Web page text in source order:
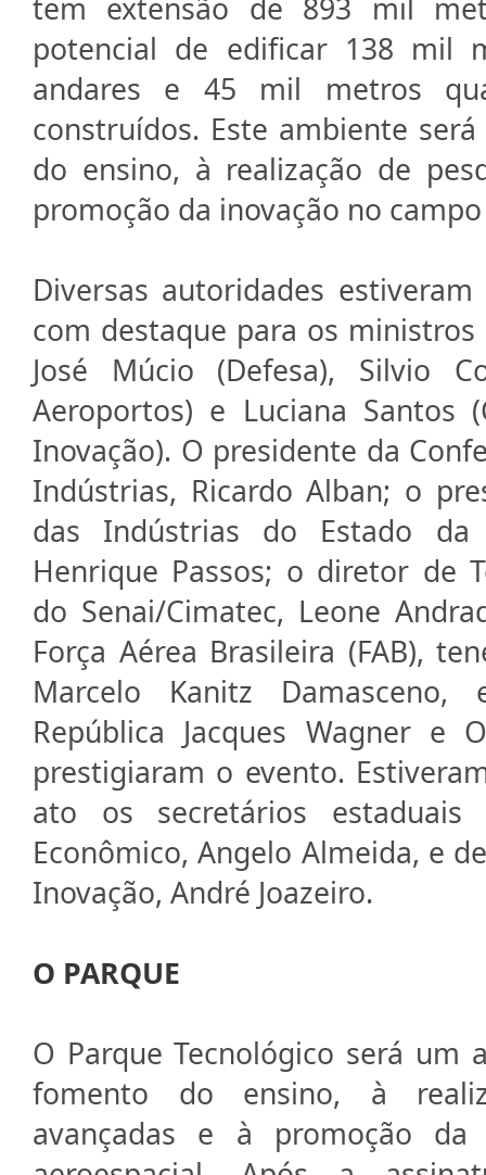
tem extensão de 893 mil
potencial de edificar 138 mil
andares e 45 mil metros
construídos. Este ambiente
do ensino, à realização de
promoção da inovação no
Diversas autoridades
com destaque para os ministros
José Múcio (Defesa), Silvio
Aeroportos) e Luciana Santos
Inovação). O presidente da
Indústrias, Ricardo Alban; o
das Indústrias do Estado da
Henrique Passos; o diretor de
do Senai/Cimatec, Leone
Força Aérea Brasileira (FAB),
Marcelo Kanitz
República Jacques Wagner e
prestigiaram o evento.
ato os secretários estaduais
Econômico, Angelo Almeida, e
Inovação, André Joazeiro.
O PARQUE
O Parque Tecnológico será um
fomento do ensino, à
avançadas e à promoção da